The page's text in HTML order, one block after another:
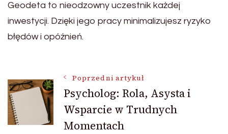
Geodeta to nieodzowny uczestnik każdej
inwestycji. Dzięki jego pracy minimalizujesz ryzyko
błędów i opóźnień.
Nawigacja
wpisu
Poprzedni artykuł
Psycholog: Rola, Asysta i
Wsparcie w Trudnych
Momentach